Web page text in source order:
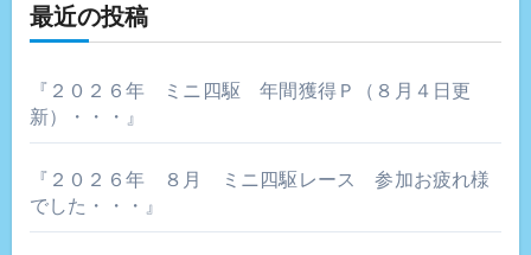
ー
シ
ョ
ン
最近の投稿
『２０２６年 ミニ四駆 年間獲得Ｐ（８月４日更
新）・・・』
『２０２６年 ８月 ミニ四駆レース 参加お疲れ様
でした・・・』